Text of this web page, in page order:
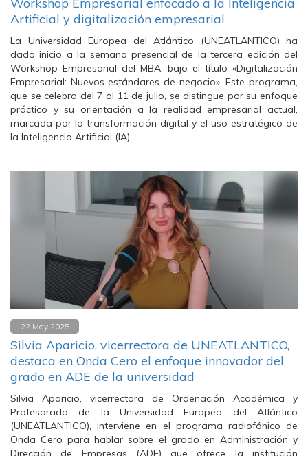
Artificial y digitalización empresarial
La Universidad Europea del Atlántico (UNEATLANTICO) ha
dado inicio a la semana presencial de la tercera edición del
Workshop Empresarial del MBA, bajo el título «Digitalización
Empresarial: Nuevos estándares de negocio». Este programa,
que se celebra del 7 al 11 de julio, se distingue por su enfoque
práctico y su orientación a la realidad empresarial actual,
marcada por la transformación digital y el uso estratégico de
la Inteligencia Artificial (IA).
22 May 2025
Silvia Aparicio, vicerrectora de UNEATLANTICO,
destaca en Onda Cero el enfoque innovador del
grado en ADE de la universidad
Silvia Aparicio, vicerrectora de Ordenación Académica y
Profesorado de la Universidad Europea del Atlántico
(UNEATLANTICO), interviene en el programa radiofónico de
Onda Cero para hablar sobre el grado en Administración y
Dirección de Empresas (ADE) que ofrece la institución